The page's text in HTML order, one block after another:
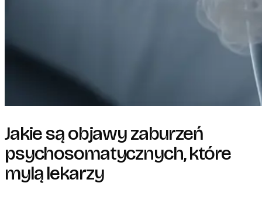
Jakie są objawy zaburzeń
psychosomatycznych, które
mylą lekarzy